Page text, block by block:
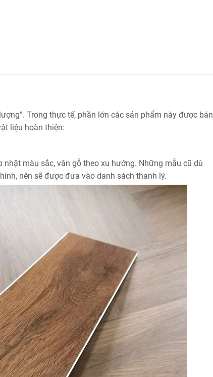
Trong thực tế, phần lớn các sản phẩm này được bán
liệu hoàn thiện:
màu sắc, vân gỗ theo xu hướng. Những mẫu cũ dù
nên sẽ được đưa vào danh sách thanh lý.